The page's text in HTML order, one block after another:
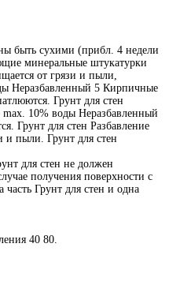
быть сухими (прибл. 4 недели
минеральные штукатурки
от грязи и пыли,
Неразбавленный 5 Кирпичные
Грунт для стен
10% воды Неразбавленный
Грунт для стен Разбавление
и пыли. Грунт для стен
для стен не должен
получения поверхности с
Грунт для стен и одна
40 80.